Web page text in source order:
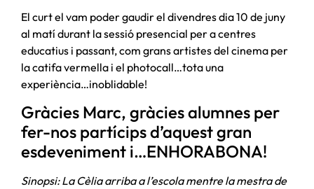
El curt el vam poder gaudir el divendres dia 10 de juny
al matí durant la sessió presencial per a centres
educatius i passant, com grans artistes del cinema per
la catifa vermella i el photocall…tota una
experiència…inoblidable!
Gràcies Marc, gràcies alumnes per
fer-nos partícips d’aquest gran
esdeveniment i…ENHORABONA!
Sinopsi: La Cèlia arriba a l’escola mentre la mestra de